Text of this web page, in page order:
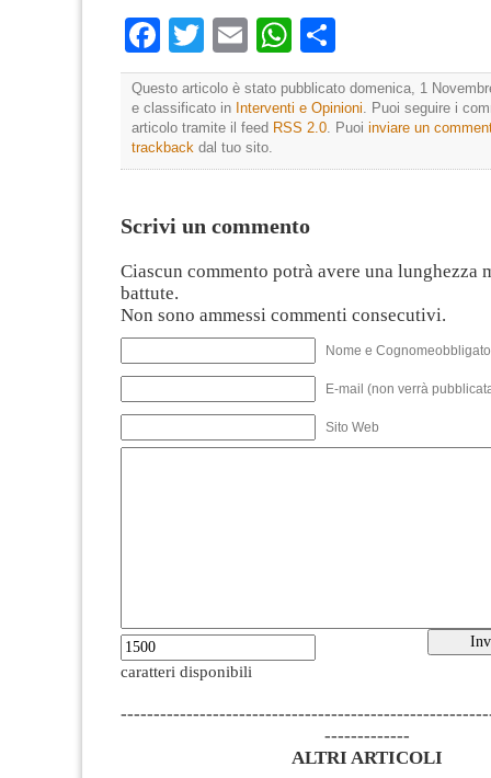
Facebook
TwitterEmailWhatsApp
Questo articolo è stato pubblicato domenica, 1
e classificato in Interventi e Opinioni . Puoi seguire i
articolo tramite il feed RSS 2.0 . Puoi inviare un
trackback dal tuo sito.
Scrivi un commento
Ciascun commento potrà avere una lunghezza
battute.
Non sono ammessi commenti consecutivi.
Nome e
E-mail (non verrà
Sito Web
caratteri disponibili
-------------
ALTRI ARTICOLI